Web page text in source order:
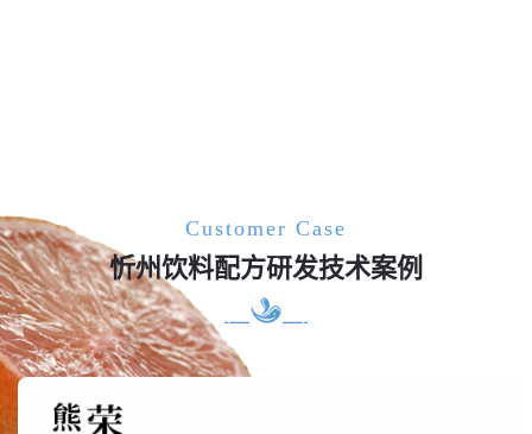
Customer Case
忻州饮料配方研发技术案例